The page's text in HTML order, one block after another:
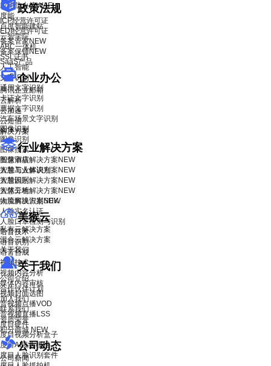
政策法规
ICP经营许可证
EDI经营许可证
备案管家NEW
备案保镖NEW
SaaS产品
企业办公
腾讯企业邮箱
云解析
云加速
云短信
解决方案
行业解决方案
智慧酒店解决方案 NEW
智慧工业解决方案 NEW
智慧园区解决方案 NEW
智慧工地解决方案 NEW
物流解决方案NEW
美猴云
私有云解决方案
混合云解决方案
关于我们
关于我们
公司介绍
合作伙伴计划
加入我们
联系我们
资质荣誉
积分商城 NEW
公司动态
公司新闻
应用防火墙WAF
度能
百度智能建站
云智学院
ABC一体机
SSL证书
人工智能
文字识别
通用文字识别
卡证文字识别
票据文字识别
汽车场景文字识别
图像识别
图像识别
图像搜索
图像审核
人脸与人体识别
人脸识别
人体分析
人脸离线识别SDK
人脸实名认证
人脸口罩检测与识别
语音技术
语音识别
语音合成
视频技术
视频内容分析
媒体内容审核
视频封面选图
音视频点播VOD
音视频直播LSS
度目硬件
度目视频分析盒子
度目AI镜头模组
度目人脸识别套件